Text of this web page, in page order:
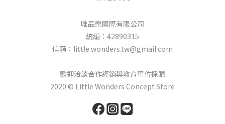
唯品樂國際有限公司
統編：42890315
信箱：little.wonders.tw@gmail.com
歡迎洽談合作經銷與教育單位採購
2020 © Little Wonders Concept Store